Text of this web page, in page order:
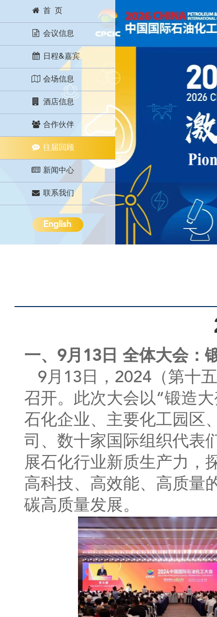
首 页
会议信息
日程&嘉宾
会场信息
酒店信息
合作伙伴
往届回顾
新闻中心
联系我们
English
一、9月13日 全体大会：
9月13日，2024（第十
召开。此次大会以“锻造
石化企业、主要化工园区
司、数十家国际组织代表
展石化行业新质生产力，
高科技、高效能、高质量
碳高质量发展。